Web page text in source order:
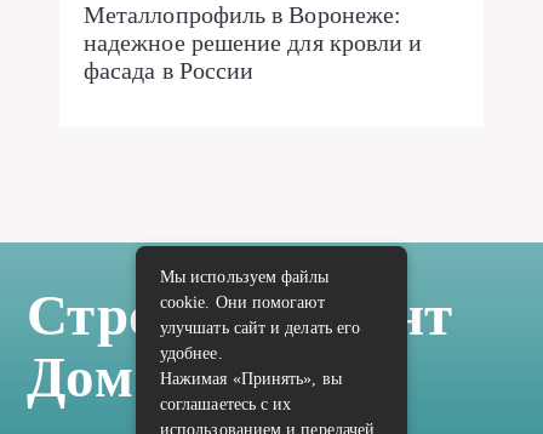
Металлопрофиль в Воронеже:
надежное решение для кровли и
фасада в России
Стройка Ремонт
Дом Отделка
Мы используем файлы
cookie. Они помогают
улучшать сайт и делать его
удобнее.
Нажимая «Принять», вы
соглашаетесь с их
использованием и передачей